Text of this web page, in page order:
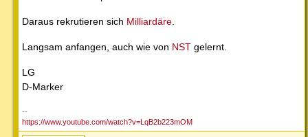
Daraus rekrutieren sich Milliardäre
Langsam anfangen, auch wie von NST gelernt.
LG
D-Marker
--
https://www.youtube.com/watch?v=LqB2b223mOM